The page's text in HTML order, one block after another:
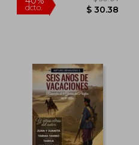
45%
dcto.